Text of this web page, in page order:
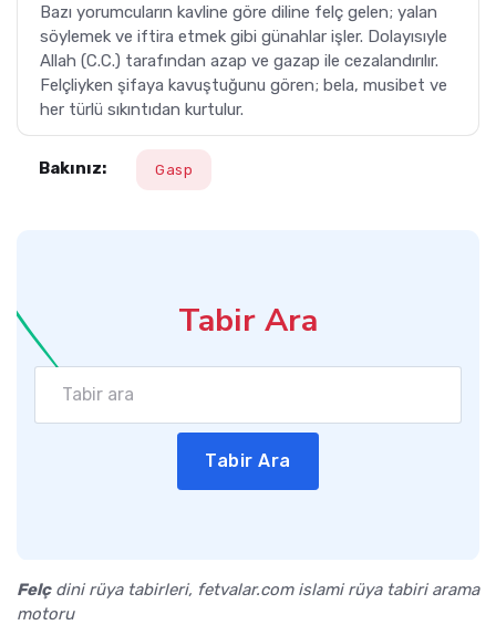
Bazı yorumcuların kavline göre diline felç gelen; yalan
söylemek ve iftira etmek gibi günahlar işler. Dolayısıyle
Allah (C.C.) tarafından azap ve gazap ile cezalandırılır.
Felçliyken şifaya kavuştuğunu gören; bela, musibet ve
her türlü sıkıntıdan kurtulur.
Bakınız: Gasp
Tabir Ara
Tabir Ara
Felçdini rüya tabirleri, fetvalar.com islami rüya tabiri arama
motoru